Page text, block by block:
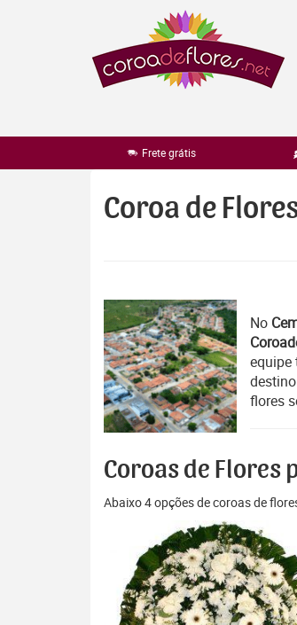
Frete grátis
Coroa de
No
equipe
flores
Coroas de Flores
Abaixo 4 opções de coroas de